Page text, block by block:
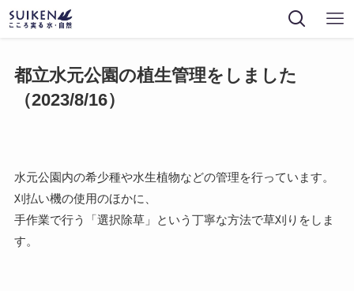
都立水元公園の植生管理をしました
（2023/8/16）
水元公園内の希少種や水生植物などの管理を行っています。
刈払い機の使用のほかに、
手作業で行う「選択除草」という丁寧な方法で草刈りをしま
す。